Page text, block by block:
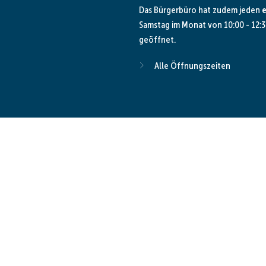
Das Bürgerbüro hat zudem jeden
Samstag im Monat von 10:00 -
geöffnet.
Alle Öffnungszeiten